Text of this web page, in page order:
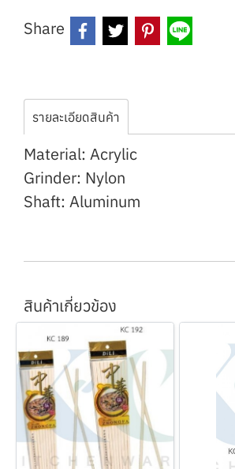
Share
รายละเอียดสินค้า
Material: Acrylic
Grinder: Nylon
Shaft: Aluminum
สินค้าเกี่ยวข้อง